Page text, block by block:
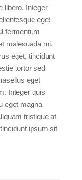
libero. Integer
eget
fermentum
malesuada mi.
eget, tincidunt
tortor sed
eget
Integer quis
eget magna
tristique at
ipsum sit